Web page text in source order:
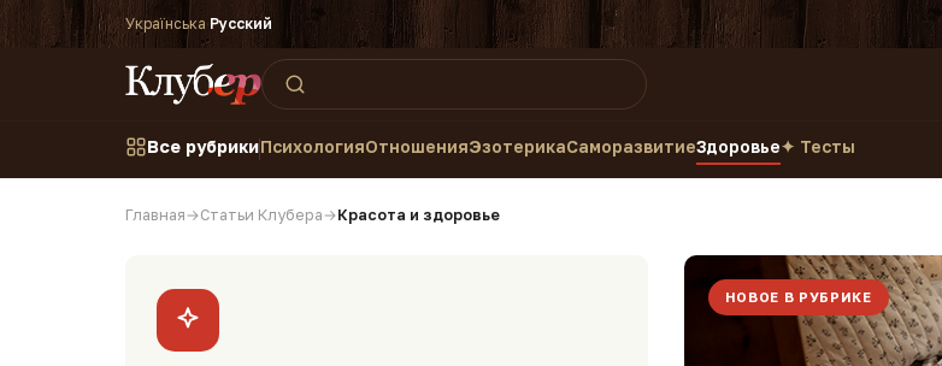
Українська·Русский
Все рубрикиПсихологияОтношенияЭзотерикаСаморазвитиеЗдоровье✦ Тесты
Главная →Cтатьи Клубера →Красота и здоровье
НОВОЕ В РУБРИКЕ